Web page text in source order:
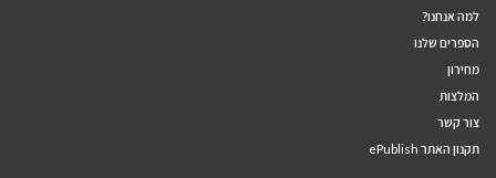
למה אנחנו?
הספרים שלנו
מחירון
המלצות
צור קשר
תקנון האתר ePublish